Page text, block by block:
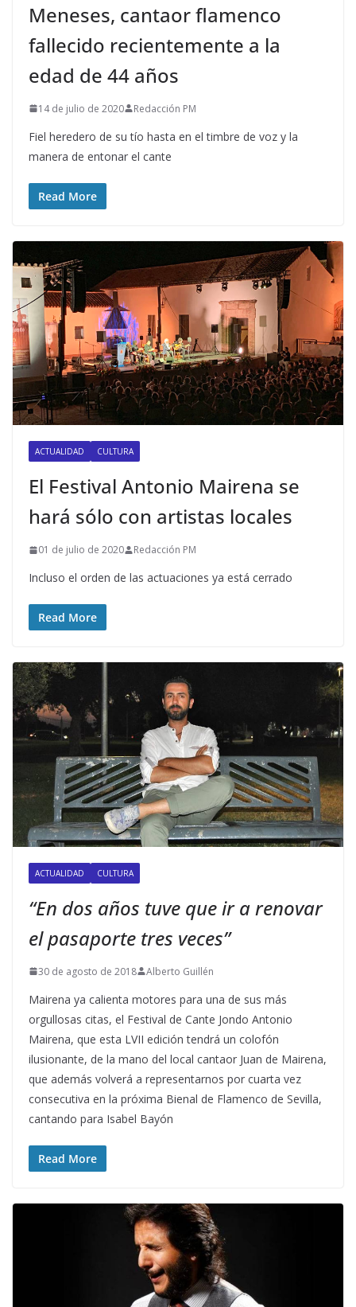
Meneses, cantaor flamenco
fallecido recientemente a la
edad de 44 años
14 de julio de 2020 Redacción PM
Fiel heredero de su tío hasta en el timbre de voz y la
manera de entonar el cante
Read More
ACTUALIDAD CULTURA
El Festival Antonio Mairena se
hará sólo con artistas locales
01 de julio de 2020 Redacción PM
Incluso el orden de las actuaciones ya está cerrado
Read More
ACTUALIDAD CULTURA
“En dos años tuve que ir a renovar
el pasaporte tres veces”
30 de agosto de 2018 Alberto Guillén
Mairena ya calienta motores para una de sus más
orgullosas citas, el Festival de Cante Jondo Antonio
Mairena, que esta LVII edición tendrá un colofón
ilusionante, de la mano del local cantaor Juan de Mairena,
que además volverá a representarnos por cuarta vez
consecutiva en la próxima Bienal de Flamenco de Sevilla,
cantando para Isabel Bayón
Read More